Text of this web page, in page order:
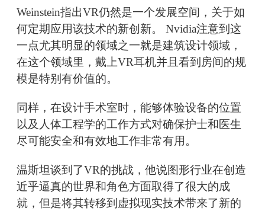
Weinstein指出VR仍然是一个发展空间，关于如
何定期应用该技术的新创新。 Nvidia注意到这
一点尤其明显的领域之一就是建筑设计领域，
在这个领域里，戴上VR耳机并且看到房间的规
模是特别有价值的。
同样，在设计手术室时，能够体验设备的位置
以及人体工程学的工作方式对确保护士和医生
尽可能安全和有效地工作非常有用。
温斯坦谈到了VR的挑战，他说图形行业在创造
近乎逼真的世界和角色方面取得了很大的成
就，但是将其转移到虚拟现实技术带来了新的